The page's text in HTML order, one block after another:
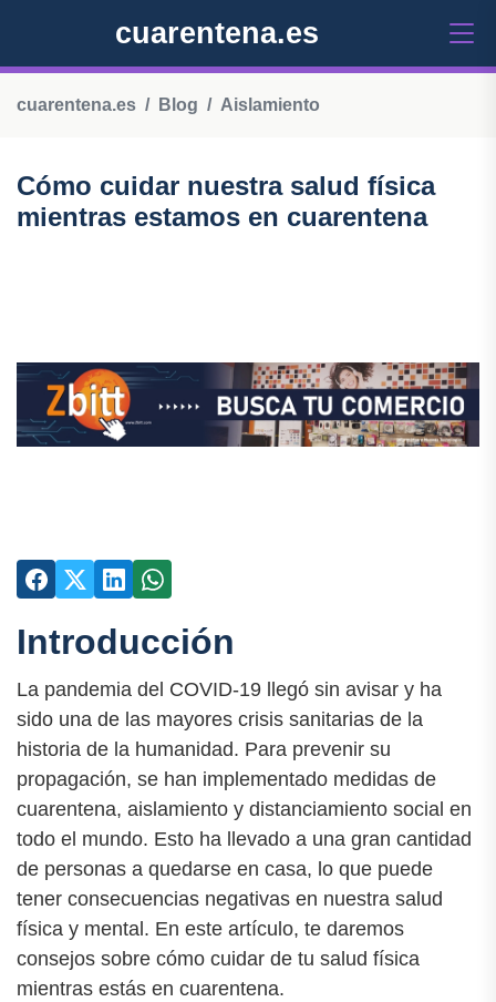
cuarentena.es
cuarentena.es Blog Aislamiento
Cómo cuidar nuestra salud física
mientras estamos en cuarentena
Introducción
La pandemia del COVID-19 llegó sin avisar y ha
sido una de las mayores crisis sanitarias de la
historia de la humanidad. Para prevenir su
propagación, se han implementado medidas de
cuarentena, aislamiento y distanciamiento social en
todo el mundo. Esto ha llevado a una gran cantidad
de personas a quedarse en casa, lo que puede
tener consecuencias negativas en nuestra salud
física y mental. En este artículo, te daremos
consejos sobre cómo cuidar de tu salud física
mientras estás en cuarentena.